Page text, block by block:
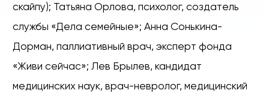
скайпу); Татьяна Орлова, психолог, создатель
службы «Дела семейные»; Анна Сонькина-
Дорман, паллиативный врач, эксперт фонда
«Живи сейчас»; Лев Брылев, кандидат
медицинских наук, врач-невролог, медицинский